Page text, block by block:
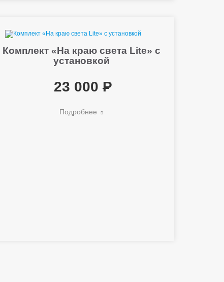
Комплект «На краю света Lite» с
установкой
23 000
Подробнее